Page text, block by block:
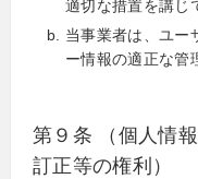
適切な措置を講じ
当事業者は、ユー
ー情報の適正な管
第９条 （個人情
訂正等の権利）